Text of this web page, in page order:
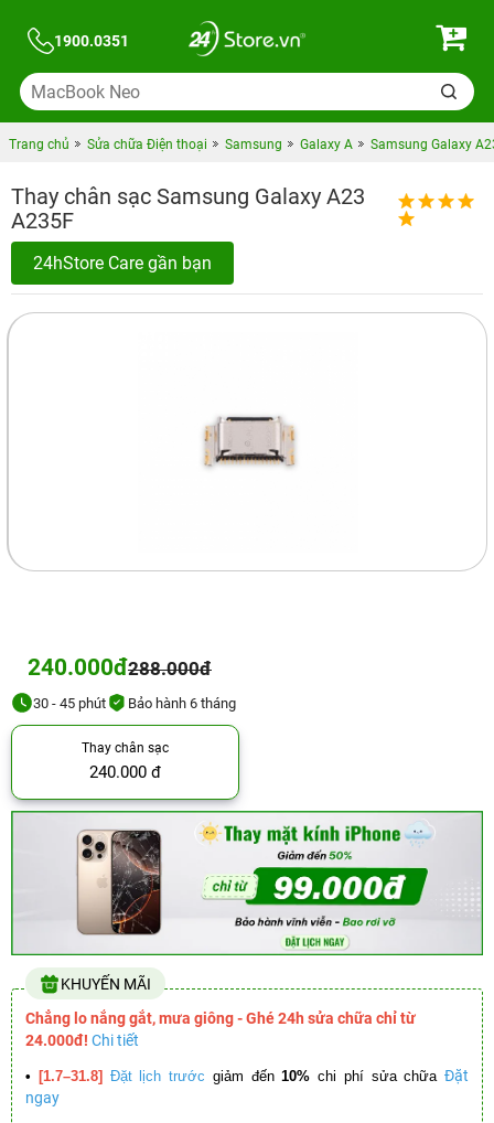
1900.0351
Trang chủ Sửa chữa Điện thoại Samsung Galaxy A Samsung Galaxy
Thay chân sạc Samsung Galaxy A23
A235F
24hStore Care gần bạn
240.000đ288.000đ
30 - 45 phút Bảo hành 6 tháng
Thay chân sạc
240.000 đ
KHUYẾN MÃI
Chẳng lo nắng gắt, mưa giông - Ghé 24h sửa chữa chỉ từ
24.000đ! Chi tiết
• [1.7–31.8] Đặt lịch trước giảm đến10% chi phí sửa chữa Đặt
ngay